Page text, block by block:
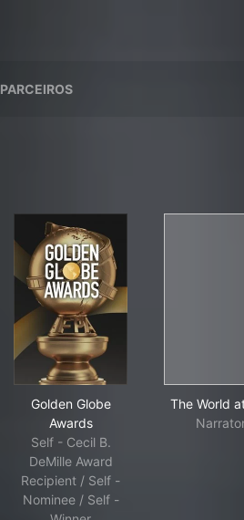
PARCEIROS
Golden Globe
Awards
Self - Cecil B.
DeMille Award
Recipient / Self -
Nominee / Self -
The World